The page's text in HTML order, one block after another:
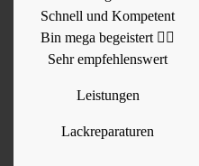
Schnell und Kompetent
Bin mega begeistert 👍🏻
Sehr empfehlenswert
Leistungen
Lackreparaturen